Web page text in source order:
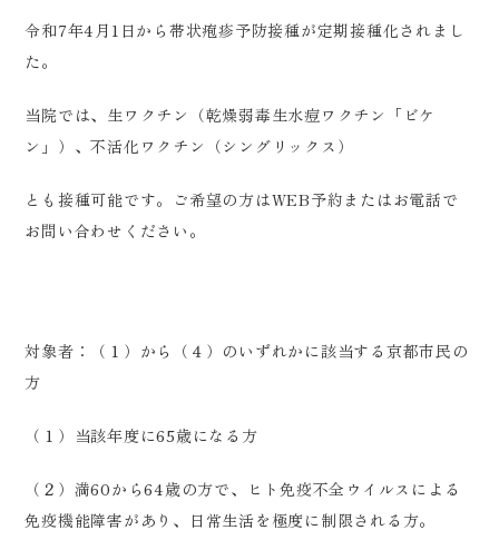
令和7年4月1日から帯状疱疹予防接種が定期接種化されまし
た。
当院では、生ワクチン（乾燥弱毒生水痘ワクチン「ビケ
ン」）、不活化ワクチン（シングリックス）
とも接種可能です。ご希望の方はWEB予約またはお電話で
お問い合わせください。
対象者：（１）から（４）のいずれかに該当する京都市民の
方
（１）当該年度に65歳になる方
（２）満60から64歳の方で、ヒト免疫不全ウイルスによる
免疫機能障害があり、日常生活を極度に制限される方。